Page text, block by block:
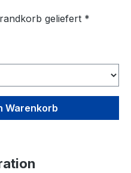
geliefert *
Wert
Warenkorb